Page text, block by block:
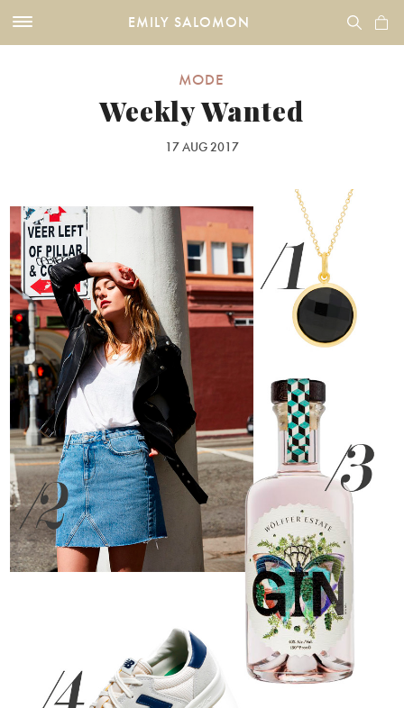
EMILY SALOMON
MODE
Weekly Wanted
17 AUG 2017